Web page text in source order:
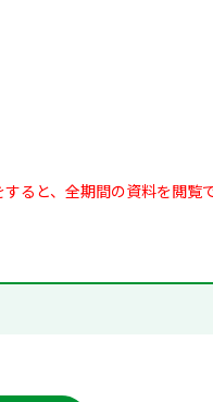
すると、全期間の資料を閲覧